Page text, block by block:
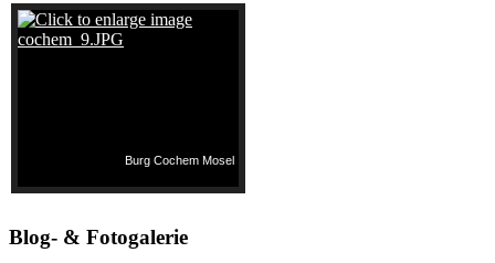
Burg Cochem Mosel
Blog- & Fotogalerie